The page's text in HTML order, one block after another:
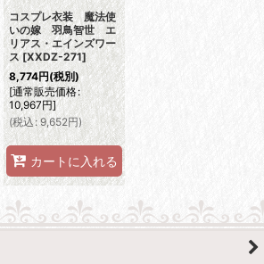
コスプレ衣装 魔法使
いの嫁 羽鳥智世 エ
リアス・エインズワー
ス [XXDZ-271]
8,774円(税別)
[通常販売価格:
10,967円]
(税込: 9,652円)
カートに入れる